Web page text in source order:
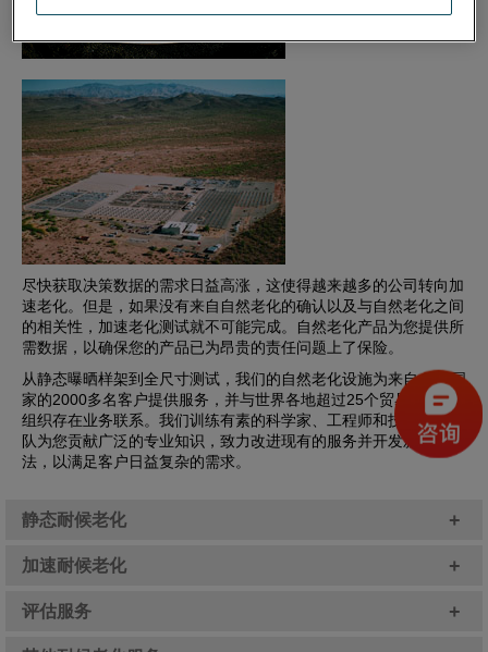
尽快获取决策数据的需求日益高涨，这使得越来越多的公司转向加
速老化。但是，如果没有来自自然老化的确认以及与自然老化之间
的相关性，加速老化测试就不可能完成。自然老化产品为您提供所
需数据，以确保您的产品已为昂贵的责任问题上了保险。
从静态曝晒样架到全尺寸测试，我们的自然老化设施为来自40个国
家的2000多名客户提供服务，并与世界各地超过25个贸易和专业
组织存在业务联系。我们训练有素的科学家、工程师和技术人员团
队为您贡献广泛的专业知识，致力改进现有的服务并开发新的方
法，以满足客户日益复杂的需求。
静态耐候老化 +
加速耐候老化 +
评估服务 +